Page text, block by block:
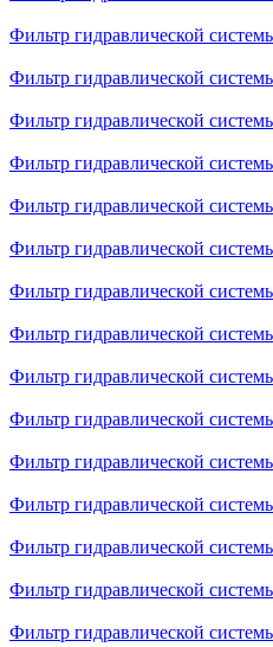
Фильтр гидравлической
Фильтр гидравлической
Фильтр гидравлической
Фильтр гидравлической
Фильтр гидравлической
Фильтр гидравлической
Фильтр гидравлической
Фильтр гидравлической
Фильтр гидравлической
Фильтр гидравлической
Фильтр гидравлической
Фильтр гидравлической
Фильтр гидравлической
Фильтр гидравлической
Фильтр гидравлической